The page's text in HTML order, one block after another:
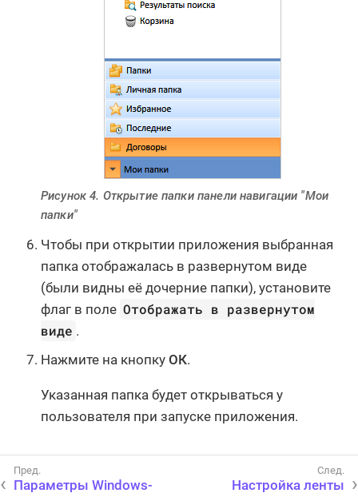
Рисунок 4. Открытие папки панели навигации "Мои
папки"
Чтобы при открытии приложения выбранная
папка отображалась в развернутом виде
(были видны её дочерние папки), установите
флаг в поле Отображать в развернутом
виде .
Нажмите на кнопку ОК.
Указанная папка будет открываться у
пользователя при запуске приложения.
Параметры Windows-
Настройка ленты